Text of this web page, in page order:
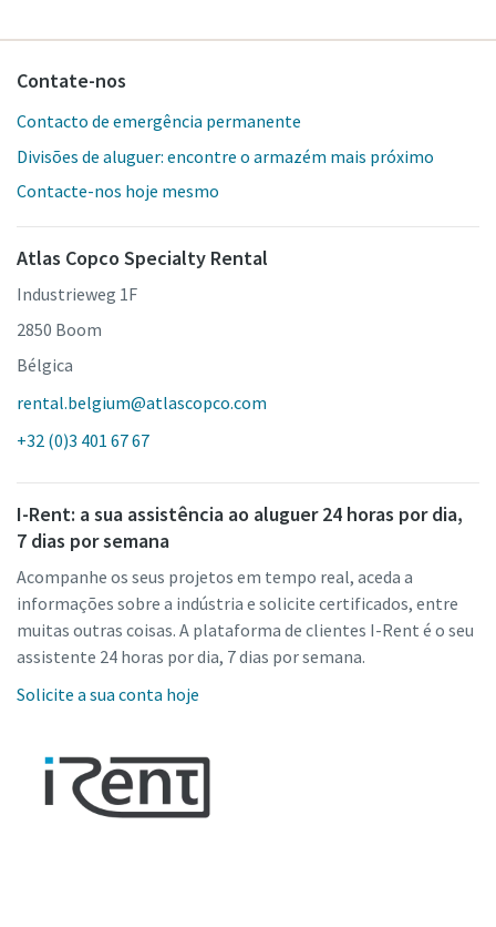
Contate-nos
Contacto de emergência permanente
Divisões de aluguer: encontre o armazém mais próximo
Contacte-nos hoje mesmo
Atlas Copco Specialty Rental
Industrieweg 1F
2850 Boom
Bélgica
rental.belgium@atlascopco.com
+32 (0)3 401 67 67
I-Rent: a sua assistência ao aluguer 24 horas por dia,
7 dias por semana
Acompanhe os seus projetos em tempo real, aceda a
informações sobre a indústria e solicite certificados, entre
muitas outras coisas. A plataforma de clientes I-Rent é o seu
assistente 24 horas por dia, 7 dias por semana.
Solicite a sua conta hoje